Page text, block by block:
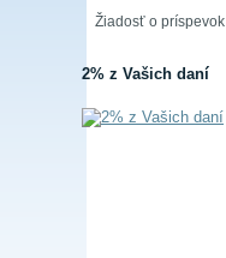
Žiadosť o príspevok
2% z Vašich daní